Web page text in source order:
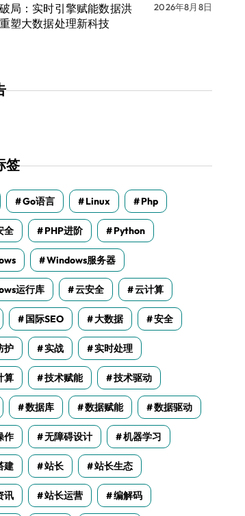
局：实时引擎赋能数据洪
塑大数据处理新科技
2026年8月8日
签
Go语言 Linux Php
全 PHP进阶 Python
Windows服务器
运行库 云安全 云计算
国际SEO 大数据 安全
护 实战 实时处理
算 技术赋能 技术驱动
数据库 数据赋能 数据驱动
作 无障碍设计 机器学习
建 站长 站长生态
讯 站长运营 编解码